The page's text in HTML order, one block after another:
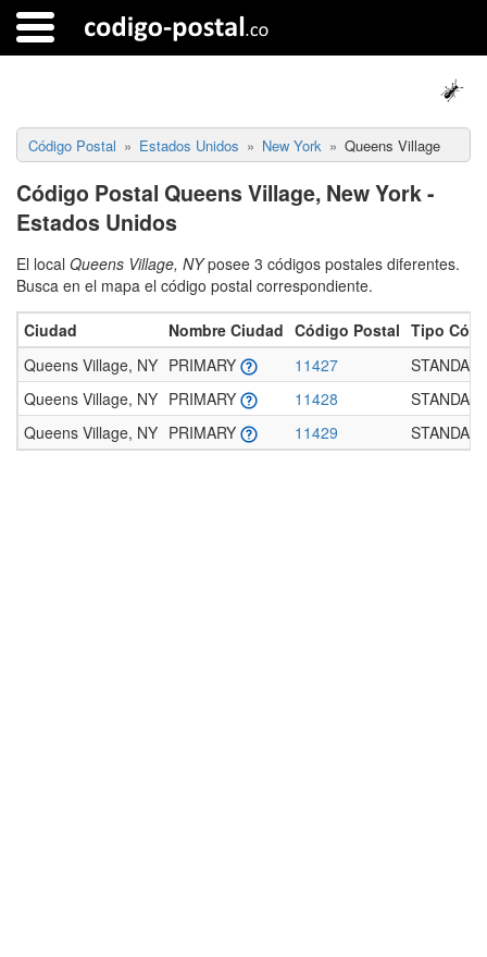
Código Postal Estados Unidos New York Queens Village
Código Postal Queens Village, New York -
Estados Unidos
El local Queens Village, NYposee 3 códigos postales diferentes.
Busca en el mapa el código postal correspondiente.
Ciudad Nombre Ciudad Código Postal Tipo
Queens Village, NY PRIMARY 11427
Queens Village, NY PRIMARY 11428
Queens Village, NY PRIMARY 11429